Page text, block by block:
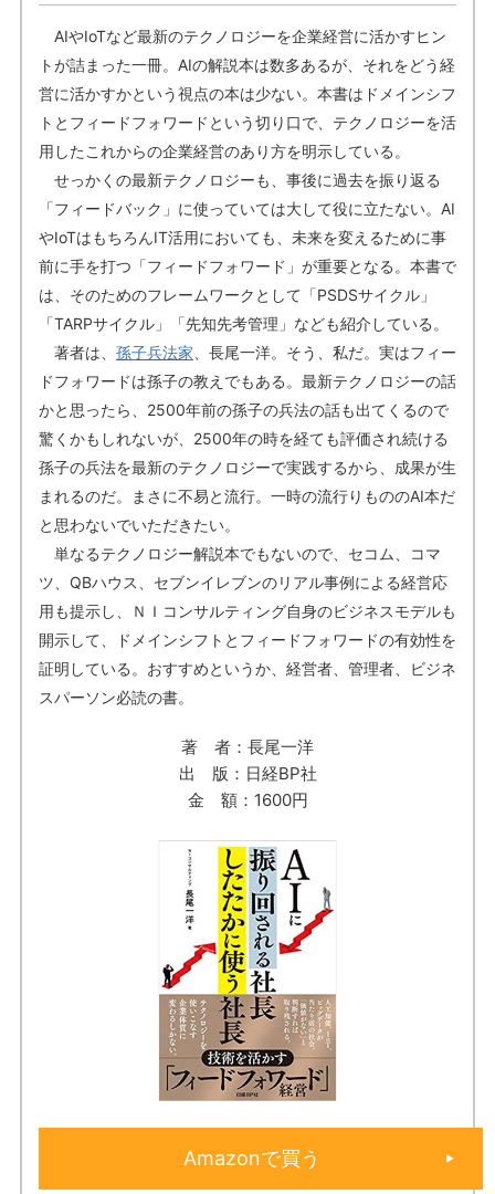
AIやIoTなど最新のテクノロジーを企業経営に活かすヒン
トが詰まった一冊。AIの解説本は数多あるが、それをどう経
営に活かすかという視点の本は少ない。本書はドメインシフ
トとフィードフォワードという切り口で、テクノロジーを活
用したこれからの企業経営のあり方を明示している。
せっかくの最新テクノロジーも、事後に過去を振り返る
「フィードバック」に使っていては大して役に立たない。AI
やIoTはもちろんIT活用においても、未来を変えるために事
前に手を打つ「フィードフォワード」が重要となる。本書で
は、そのためのフレームワークとして「PSDSサイクル」
「TARPサイクル」「先知先考管理」なども紹介している。
著者は、 孫子兵法家 、長尾一洋。そう、私だ。実はフィー
ドフォワードは孫子の教えでもある。最新テクノロジーの話
かと思ったら、2500年前の孫子の兵法の話も出てくるので
驚くかもしれないが、2500年の時を経ても評価され続ける
孫子の兵法を最新のテクノロジーで実践するから、成果が生
まれるのだ。まさに不易と流行。一時の流行りもののAI本だ
と思わないでいただきたい。
単なるテクノロジー解説本でもないので、セコム、コマ
ツ、QBハウス、セブンイレブンのリアル事例による経営応
用も提示し、ＮＩコンサルティング自身のビジネスモデルも
開示して、ドメインシフトとフィードフォワードの有効性を
証明している。おすすめというか、経営者、管理者、ビジネ
スパーソン必読の書。
著 者：長尾一洋
出 版：日経BP社
金 額：1600円
Amazonで買う